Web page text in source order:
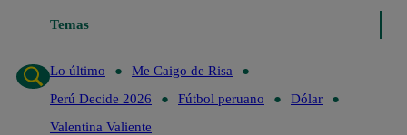
Temas
Lo último
Me Caigo de Risa
Perú Decide 2026
Fútbol peruano
Dólar
Valentina Valiente